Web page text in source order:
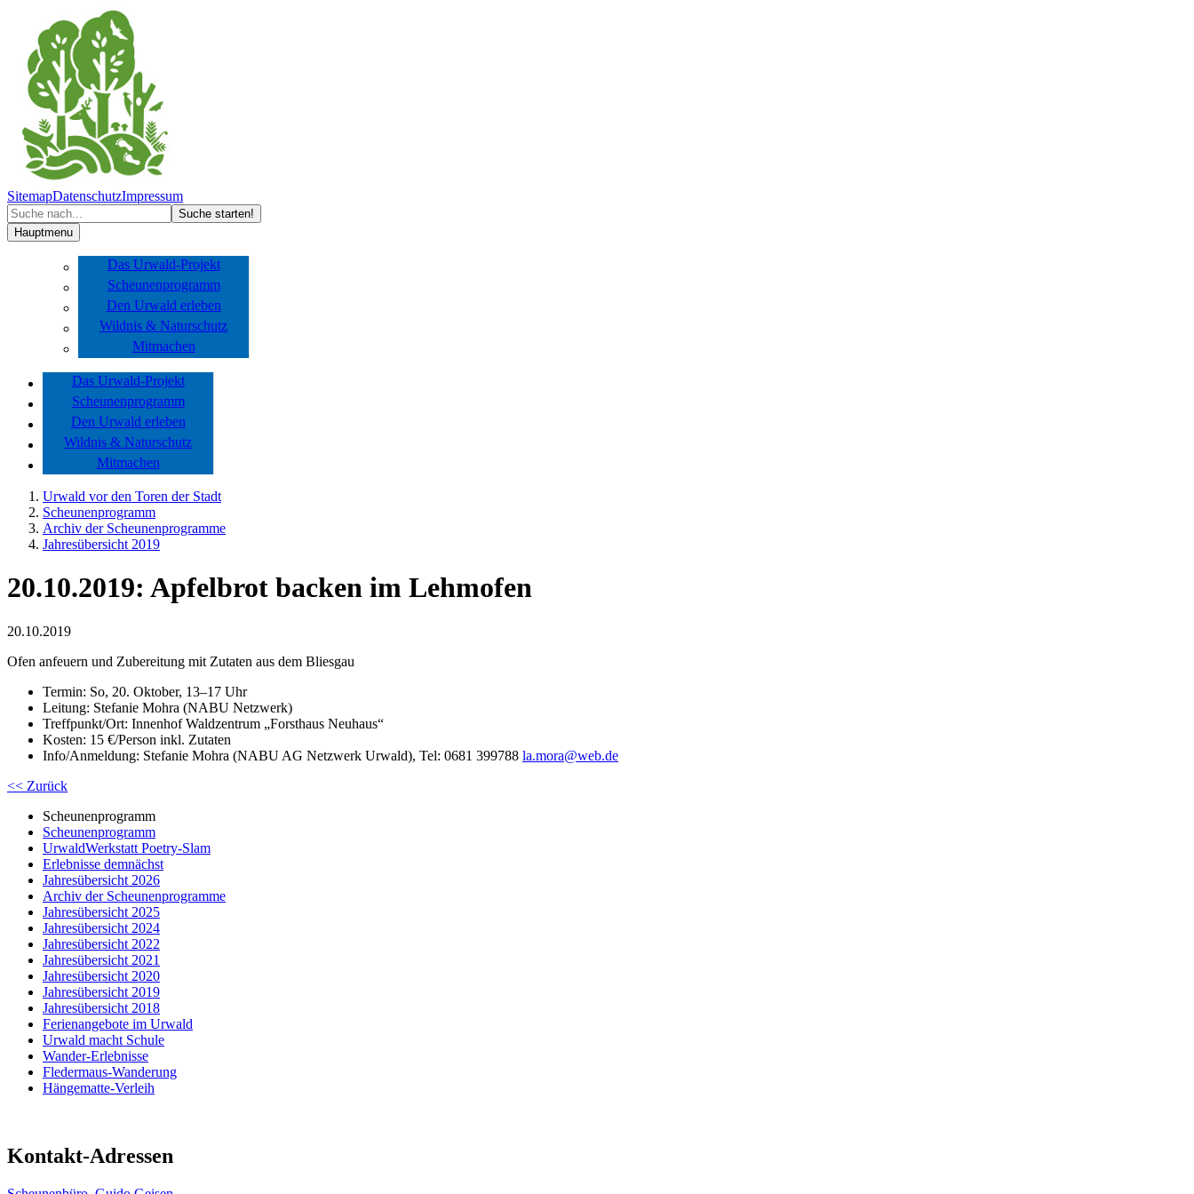
SitemapDatenschutzImpressum
Hauptmenu
Das Urwald-Projekt
Scheunenprogramm
Den Urwald erleben
Wildnis & Naturschutz
Mitmachen
Das Urwald-Projekt
Scheunenprogramm
Den Urwald erleben
Wildnis & Naturschutz
Mitmachen
Urwald vor den Toren der Stadt
Scheunenprogramm
Archiv der Scheunenprogramme
Jahresübersicht 2019
20.10.2019: Apfelbrot backen im Lehmofen
20.10.2019
Ofen anfeuern und Zubereitung mit Zutaten aus dem Bliesgau
Termin: So, 20. Oktober, 13–17 Uhr
Leitung: Stefanie Mohra (NABU Netzwerk)
Treffpunkt/Ort: Innenhof Waldzentrum „Forsthaus Neuhaus“
Kosten: 15 €/Person inkl. Zutaten
Info/Anmeldung: Stefanie Mohra (NABU AG Netzwerk Urwald), Tel: 0681 399788 la.mora@web.de
<< Zurück
Scheunenprogramm
Scheunenprogramm
UrwaldWerkstatt Poetry-Slam
Erlebnisse demnächst
Jahresübersicht 2026
Archiv der Scheunenprogramme
Jahresübersicht 2025
Jahresübersicht 2024
Jahresübersicht 2022
Jahresübersicht 2021
Jahresübersicht 2020
Jahresübersicht 2019
Jahresübersicht 2018
Ferienangebote im Urwald
Urwald macht Schule
Wander-Erlebnisse
Fledermaus-Wanderung
Hängematte-Verleih
Kontakt-Adressen